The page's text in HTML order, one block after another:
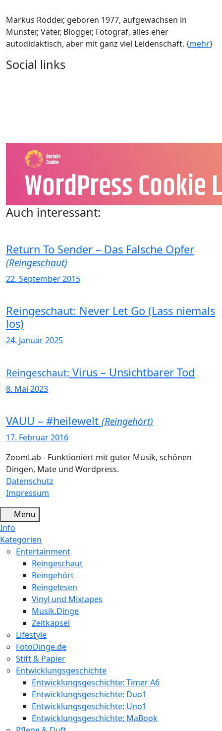
Markus Rödder, geboren 1977, aufgewachsen in
Münster, Vater, Blogger, Fotograf, alles eher
autodidaktisch, aber mit ganz viel Leidenschaft. {mehr}
Social links
Auch interessant:
Return To Sender – Das Falsche Opfer
(Reingeschaut)
22. September 2015
Reingeschaut: Never Let Go (Lass niemals
los)
24. Januar 2025
Reingeschaut: Virus – Unsichtbarer Tod
8. Mai 2023
VAUU – #heilewelt (Reingehört)
17. Februar 2016
ZoomLab - Funktioniert mit guter Musik, schönen
Dingen, Mate und Wordpress.
Datenschutz
Impressum
Menu
Info
Kategorien
Entertainment
Reingeschaut
Reingehört
Reingelesen
Vinyl und Mixtapes
Musik.Dinge
Zeitkapsel
Lifestyle
FotoDinge.de
Stift & Papier
Entwicklungsgeschichte
Entwicklungsgeschichte: Timer A6
Entwicklungsgeschichte: Duo1
Entwicklungsgeschichte: Uno1
Entwicklungsgeschichte: MaBook